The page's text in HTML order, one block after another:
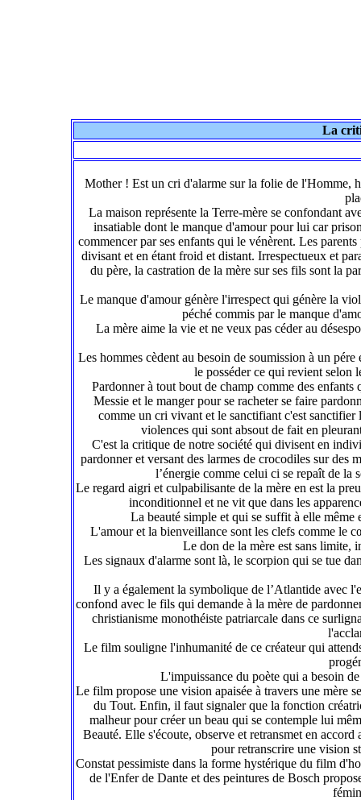
La
Mother ! Est un cri d'alarme sur la folie de l'Homme,
La maison représente la Terre-mère se confondant
insatiable dont le manque d'amour pour lui car
commencer par ses enfants qui le vénèrent. Les
divisant et en étant froid et distant. Irrespectueux et
du père, la castration de la mère sur ses fils sont la
Le manque d'amour génère l'irrespect qui génère la
péché commis par le manque
La mère aime la vie et ne veux pas céder au
Les hommes cèdent au besoin de soumission à un
le posséder ce qui revient selon
Pardonner à tout bout de champ comme des
Messie et le manger pour se racheter se faire
comme un cri vivant et le sanctifiant c'est sanctifier
violences qui sont absout de fait en
C'est la critique de notre société qui divisent en
pardonner et versant des larmes de crocodiles sur des
l’énergie comme celui ci se repaît de la
Le regard aigri et culpabilisante de la mère en est la
inconditionnel et ne vit que dans les
La beauté simple et qui se suffit à elle
L'amour et la bienveillance sont les clefs comme le
Le don de la mère est sans limite,
Les signaux d'alarme sont là, le scorpion qui se tue
Il y a également la symbolique de l’Atlantide avec
confond avec le fils qui demande à la mère de
christianisme monothéiste patriarcale dans ce
Le film souligne l'inhumanité de ce créateur qui
L'impuissance du poète qui a besoin
Le film propose une vision apaisée à travers une mère
du Tout. Enfin, il faut signaler que la fonction
malheur pour créer un beau qui se contemple lui
Beauté. Elle s'écoute, observe et retransmet en
pour retranscrire une vision
Constat pessimiste dans la forme hystérique du film
de l'Enfer de Dante et des peintures de Bosch